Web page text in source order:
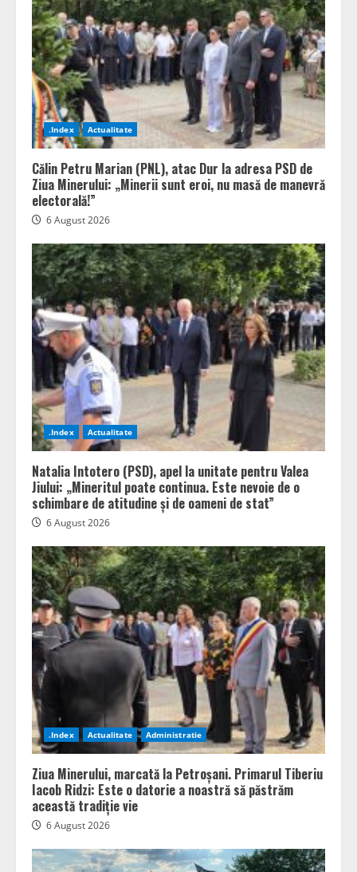
.Index Actualitate
Călin Petru Marian (PNL), atac Dur la adresa PSD de
Ziua Minerului: „Minerii sunt eroi, nu masă de manevră
electorală!”
6 August 2026
.Index Actualitate
Natalia Intotero (PSD), apel la unitate pentru Valea
Jiului: „Mineritul poate continua. Este nevoie de o
schimbare de atitudine și de oameni de stat”
6 August 2026
.Index Actualitate Administratie
Ziua Minerului, marcată la Petroșani. Primarul Tiberiu
Iacob Ridzi: Este o datorie a noastră să păstrăm
această tradiție vie
6 August 2026